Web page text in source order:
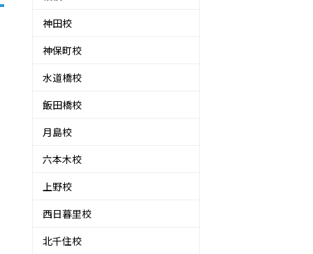
神田校
神保町校
水道橋校
飯田橋校
月島校
六本木校
上野校
西日暮里校
北千住校